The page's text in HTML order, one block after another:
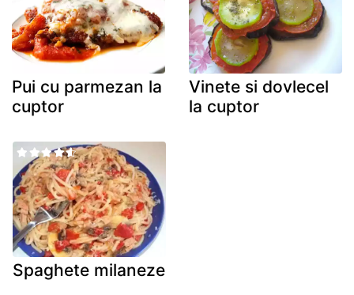
Pui cu parmezan la
cuptor
Vinete si dovlecel
la cuptor
Spaghete milaneze